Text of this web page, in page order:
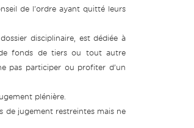
de l'ordre ayant quitté leurs
disciplinaire, est dédiée à
de fonds de tiers ou tout autre
pas participer ou profiter d’un
plénière.
de jugement restreintes mais ne